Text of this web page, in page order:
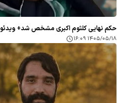
حکم نهایی کلثوم اکبری مشخص شد+ ویدئو
۱۴۰۵/۰۵/۱۸ ۱۶:۰۹